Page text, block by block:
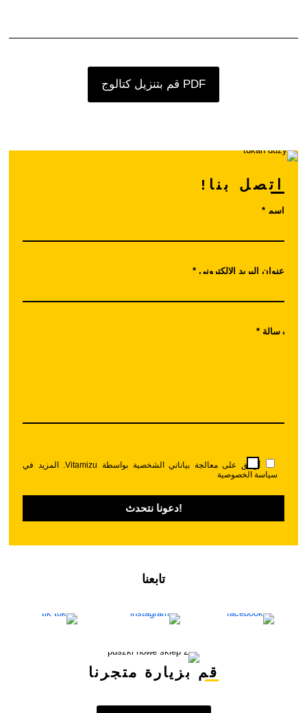
قم بتنزيل كتالوج PDF
اتصل بنا!
اسم *
عنوان البريد الإلكتروني *
رسالة *
أوافق على معالجة بياناتي الشخصية بواسطة Vitamizu. المزيد في
سياسة الخصوصية
تابعنا
قم بزيارة متجرنا